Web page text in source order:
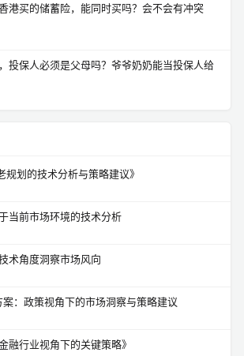
港买的储蓄险，能同时买吗？会不会有冲突
投保人必须是父母吗？爷爷奶奶能当投保人给
规划的技术分析与策略建议》
当前市场环境的技术分析
术角度洞察市场风向
：政策视角下的市场洞察与策略建议
融行业视角下的关键策略》